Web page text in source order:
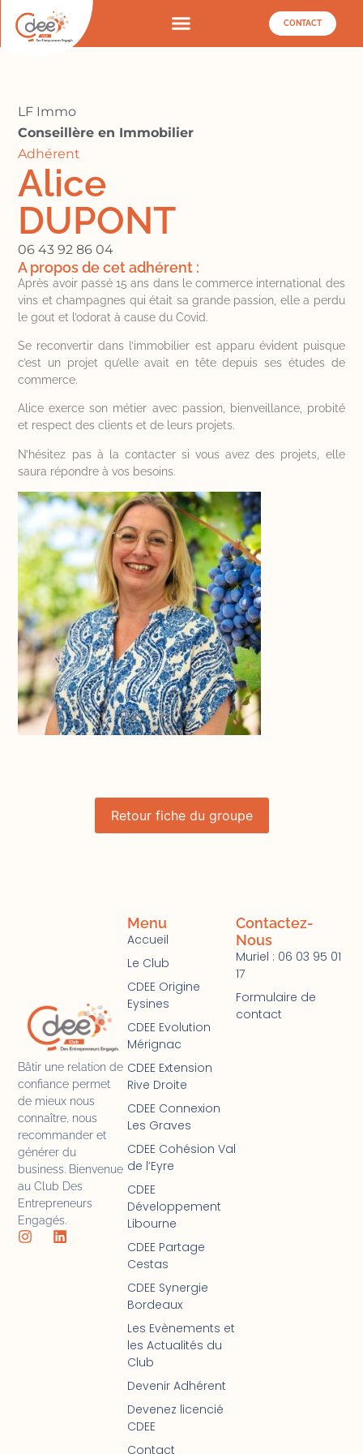
CONTACT
LF Immo
Conseillère en Immobilier
Adhérent
Alice
DUPONT
06 43 92 86 04
A propos de cet adhérent :
Après avoir passé 15 ans dans le commerce international des
vins et champagnes qui était sa grande passion, elle a perdu
le gout et l’odorat à cause du Covid.
Se reconvertir dans l’immobilier est apparu évident puisque
c’est un projet qu’elle avait en tête depuis ses études de
commerce.
Alice exerce son métier avec passion, bienveillance, probité
et respect des clients et de leurs projets.
N’hésitez pas à la contacter si vous avez des projets, elle
saura répondre à vos besoins.
Retour fiche du groupe
Bâtir une relation de
confiance permet
de mieux nous
connaître, nous
recommander et
générer du
business. Bienvenue
au Club Des
Entrepreneurs
Engagés.
Menu
Accueil
Le Club
CDEE Origine
Eysines
CDEE Evolution
Mérignac
CDEE Extension
Rive Droite
CDEE Connexion
Les Graves
CDEE Cohésion Val
de l’Eyre
CDEE
Développement
Libourne
CDEE Partage
Cestas
CDEE Synergie
Bordeaux
Les Evènements et
les Actualités du
Club
Devenir Adhérent
Devenez licencié
CDEE
Contact
Contactez-
Nous
Muriel : 06 03 95 01
17
Formulaire de
contact